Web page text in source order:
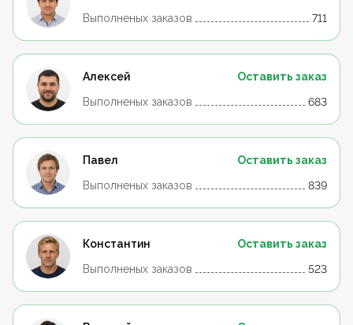
Выполненых заказов
711
Алексей
Оставить заказ
Выполненых заказов
683
Павел
Оставить заказ
Выполненых заказов
839
Константин
Оставить заказ
Выполненых заказов
523